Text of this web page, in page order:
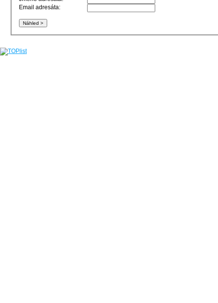
Email adresáta: